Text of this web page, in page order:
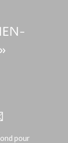
pour